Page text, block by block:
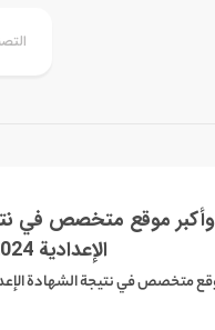
موقع متخصص في
الإعدادية 2024 داخل مصر